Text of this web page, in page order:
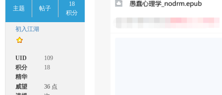
论
主题 帖子
18
积分
初入江湖
UID
109
积分
18
精华
威望
36 点